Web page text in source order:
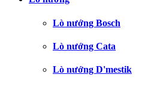
Lò nướng Bosch
Lò nướng Cata
Lò nướng D'mestik